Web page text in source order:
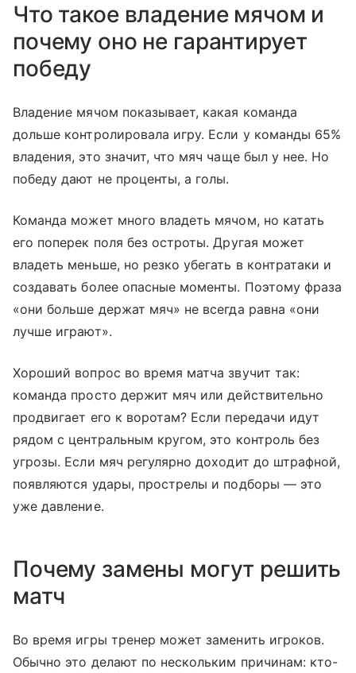
Что такое владение мячом и
почему оно не гарантирует
победу
Владение мячом показывает, какая команда
дольше контролировала игру. Если у команды 65%
владения, это значит, что мяч чаще был у нее. Но
победу дают не проценты, а голы.
Команда может много владеть мячом, но катать
его поперек поля без остроты. Другая может
владеть меньше, но резко убегать в контратаки и
создавать более опасные моменты. Поэтому фраза
«они больше держат мяч» не всегда равна «они
лучше играют».
Хороший вопрос во время матча звучит так:
команда просто держит мяч или действительно
продвигает его к воротам? Если передачи идут
рядом с центральным кругом, это контроль без
угрозы. Если мяч регулярно доходит до штрафной,
появляются удары, прострелы и подборы — это
уже давление.
Почему замены могут решить
матч
Во время игры тренер может заменить игроков.
Обычно это делают по нескольким причинам: кто-